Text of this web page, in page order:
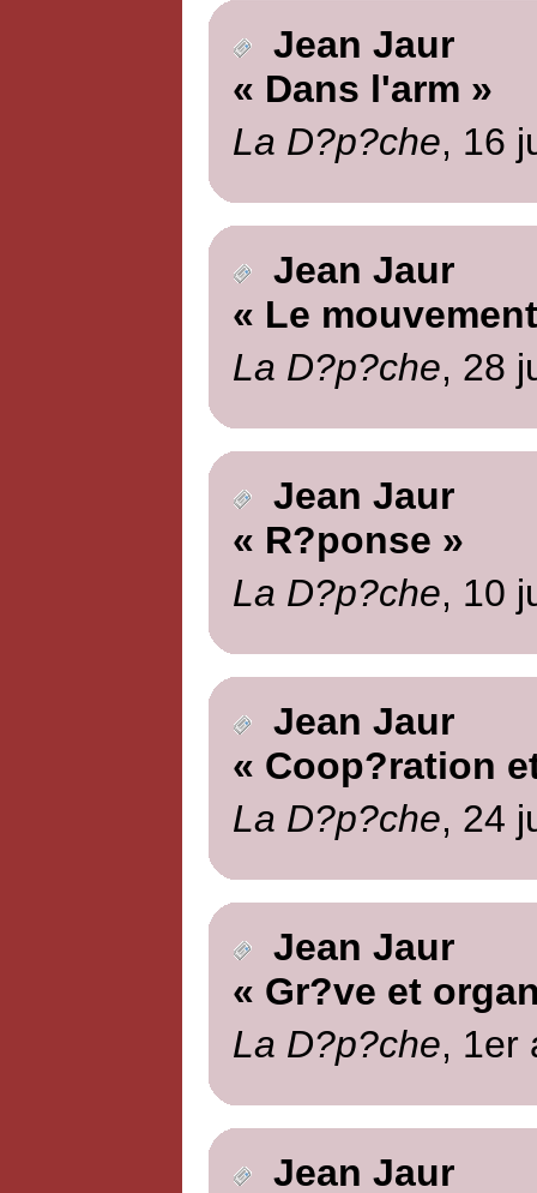
Jean Jaur
« Dans l'arm »
La D?p?che, 16
Jean Jaur
« Le
La D?p?che, 28
Jean Jaur
« R?ponse »
La D?p?che, 10
Jean Jaur
« Coop?ration
La D?p?che, 24
Jean Jaur
« Gr?ve et
La D?p?che, 1er
Jean Jaur